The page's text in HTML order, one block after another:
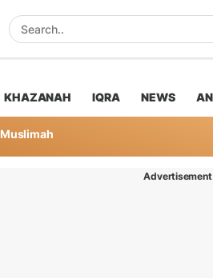
KHAZANAH IQRA NEWS
Muslimah
Advertisement